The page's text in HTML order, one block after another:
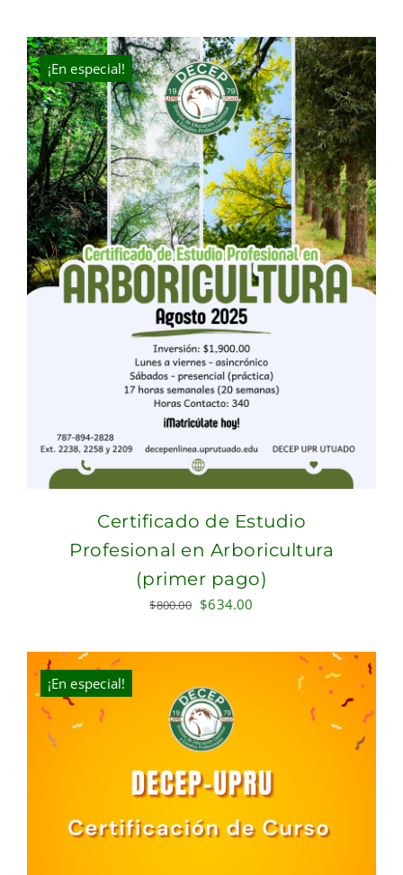
was:
$180.00.
is:
$130.00.
¡En especial!
Certificado de Estudio
Profesional en Arboricultura
(primer pago)
$800.00 Original
was:
$634.00
is:
¡En especial!